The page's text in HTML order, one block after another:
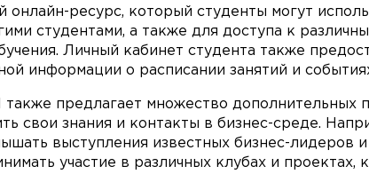
онлайн-ресурс, который студенты могут
студентами, а также для доступа к
Личный кабинет студента также
информации о расписании занятий и
также предлагает множество
свои знания и контакты в бизнес-среде.
выступления известных бизнес-лидеров
участие в различных клубах и